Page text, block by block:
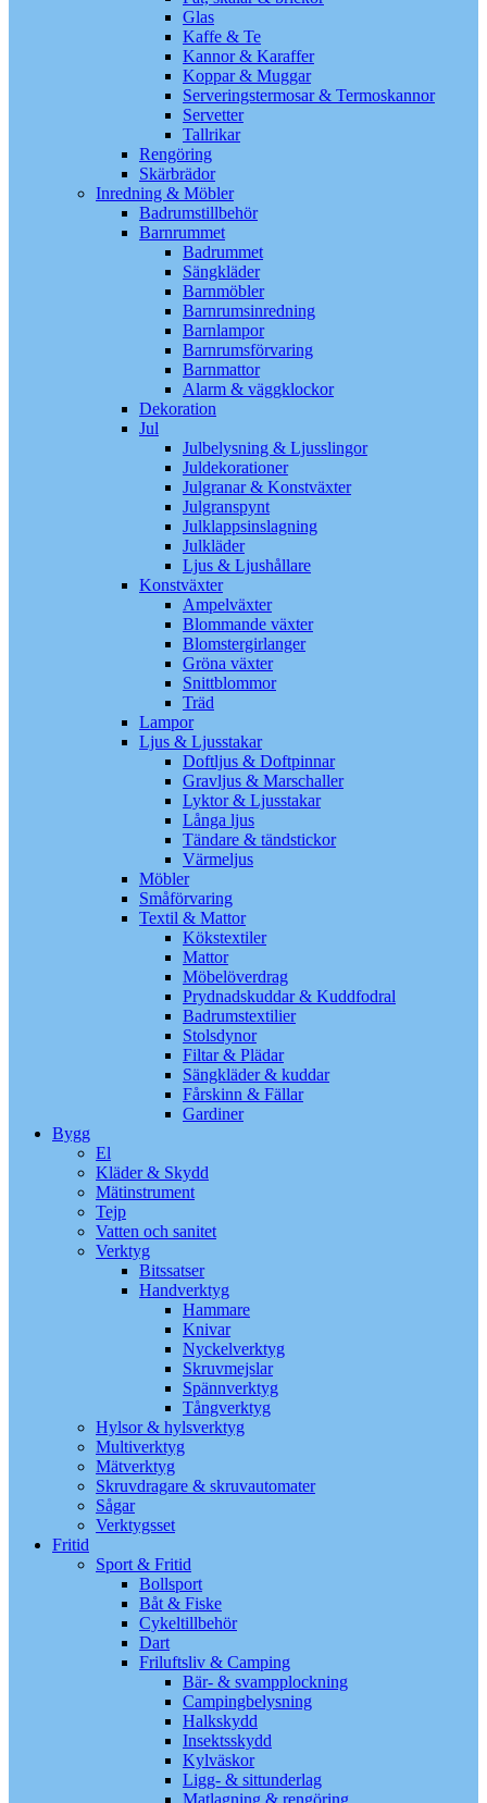
Glas
Kaffe & Te
Kannor & Karaffer
Koppar & Muggar
Serveringstermosar & Termoskannor
Servetter
Tallrikar
Rengöring
Skärbrädor
Inredning & Möbler
Badrumstillbehör
Barnrummet
Badrummet
Sängkläder
Barnmöbler
Barnrumsinredning
Barnlampor
Barnrumsförvaring
Barnmattor
Alarm & väggklockor
Dekoration
Jul
Julbelysning & Ljusslingor
Juldekorationer
Julgranar & Konstväxter
Julgranspynt
Julklappsinslagning
Julkläder
Ljus & Ljushållare
Konstväxter
Ampelväxter
Blommande växter
Blomstergirlanger
Gröna växter
Snittblommor
Träd
Lampor
Ljus & Ljusstakar
Doftljus & Doftpinnar
Gravljus & Marschaller
Lyktor & Ljusstakar
Långa ljus
Tändare & tändstickor
Värmeljus
Möbler
Småförvaring
Textil & Mattor
Kökstextiler
Mattor
Möbelöverdrag
Prydnadskuddar & Kuddfodral
Badrumstextilier
Stolsdynor
Filtar & Plädar
Sängkläder & kuddar
Fårskinn & Fällar
Gardiner
Bygg
El
Kläder & Skydd
Mätinstrument
Tejp
Vatten och sanitet
Verktyg
Bitssatser
Handverktyg
Hammare
Knivar
Nyckelverktyg
Skruvmejslar
Spännverktyg
Tångverktyg
Hylsor & hylsverktyg
Multiverktyg
Mätverktyg
Skruvdragare & skruvautomater
Sågar
Verktygsset
Fritid
Sport & Fritid
Bollsport
Båt & Fiske
Cykeltillbehör
Dart
Friluftsliv & Camping
Bär- & svampplockning
Campingbelysning
Halkskydd
Insektsskydd
Kylväskor
Ligg- & sittunderlag
Matlagning & rengöring